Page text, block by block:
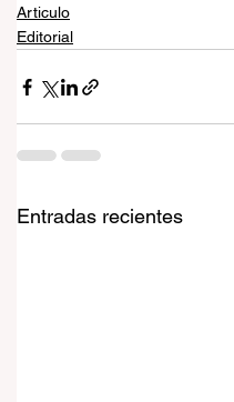
Articulo
Editorial
Entradas recientes